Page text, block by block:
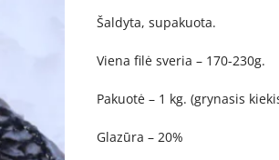
Šaldyta, supakuota.
Viena filė sveria – 170-230g.
Pakuotė – 1 kg. (grynasis
Glazūra – 20%